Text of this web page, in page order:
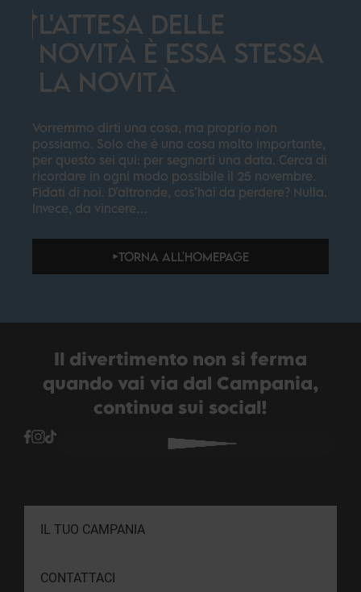
L'ATTESA DELLE
NOVITÀ È ESSA STESSA
LA NOVITÀ
Vorremmo dirti una cosa, ma proprio non
possiamo. Solo che è una cosa molto importante,
per questo sei qui: per segnarti una data. Cerca di
ricordare in ogni modo possibile il 25 novembre.
Fidati di noi. D’altronde, cos’hai da perdere? Nulla.
Invece, da vincere…
TORNA ALL'HOMEPAGE
Il divertimento non si ferma
quando vai via dal Campania,
continua sui social!
IL TUO CAMPANIA
CONTATTACI